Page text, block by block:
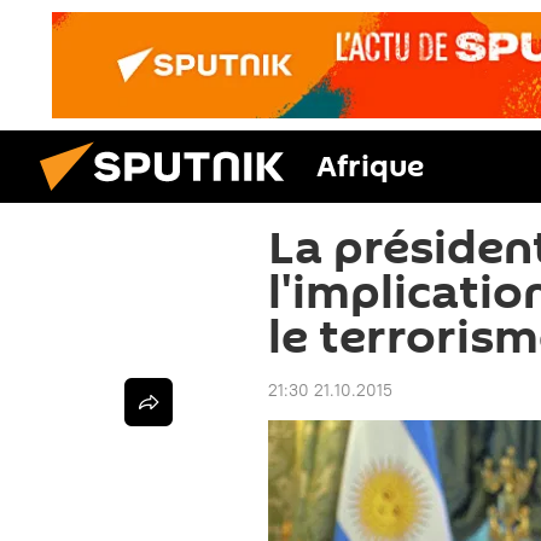
Afrique
La
le
21:30 21.10.2015